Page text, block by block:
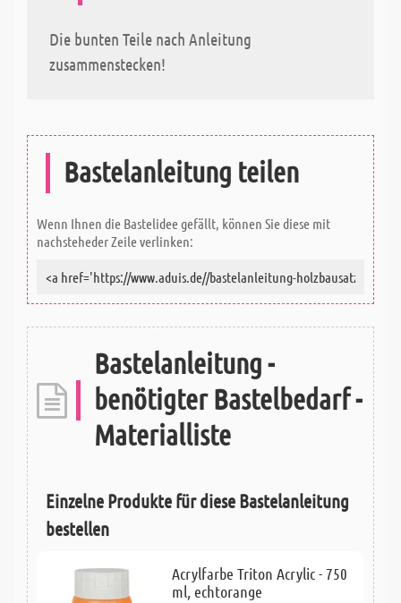
Die bunten Teile nach Anleitung
zusammenstecken!
Bastelanleitung teilen
Wenn Ihnen die Bastelidee gefällt, können Sie diese mit
nachsteheder Zeile verlinken:
Bastelanleitung -
benötigter Bastelbedarf -
Materialliste
Einzelne Produkte für diese Bastelanleitung
bestellen
Acrylfarbe Triton Acrylic - 750
ml, echtorange